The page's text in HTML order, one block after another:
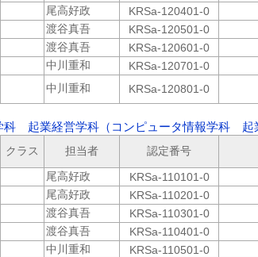
尾高好政
KRSa-120401-0
渡谷真吾
KRSa-120501-0
渡谷真吾
KRSa-120601-0
中川重和
KRSa-120701-0
中川重和 KRSa-120801-0
科 起業経営学科（コンピュータ情報学科
クラス 担当者 認定番号
尾高好政
KRSa-110101-0
尾高好政
KRSa-110201-0
渡谷真吾
KRSa-110301-0
渡谷真吾
KRSa-110401-0
中川重和
KRSa-110501-0